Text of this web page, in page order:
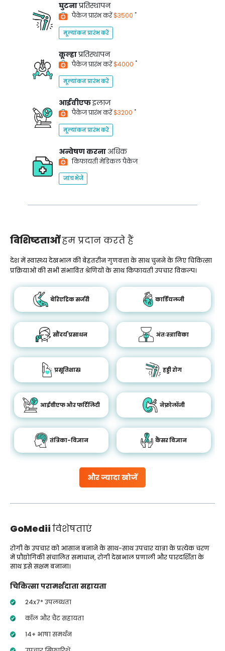
घुटनाप्रतिस्थापन
पैकेज प्रारंभ करें$3500 *
मूल्यांकन प्रारंभ करें
कूल्हाप्रतिस्थापन
पैकेज प्रारंभ करें$4000 *
मूल्यांकन प्रारंभ करें
आईवीएफइलाज
पैकेज प्रारंभ करें$3200 *
मूल्यांकन प्रारंभ करें
अन्वेषण करना अधिक
किफायती मेडिकल पैकेज
जांच भेजें
विशिष्टताओंहम प्रदान करते हैं
और ज्यादा खोजें
देश में स्वास्थ्य देखभाल की बेहतरीन गुणवत्ता के साथ चुनने के लिए चिकित्सा
प्रक्रियाओं की सभी संभावित श्रेणियों के साथ किफायती उपचार विकल्प।
बेरिएट्रिक सर्जरी कार्डियलजी
सौंदर्य प्रसाधन अंतःस्त्राविका
प्रसूतिशास्र हड्डी रोग
आईवीएफ और फर्टिलिटी नेफ्रोलॉजी
तंत्रिका-विज्ञान कैंसर विज्ञान
GoMediiविशेषताएं
रोगी के उपचार को आसान बनाने के साथ-साथ उपचार यात्रा के प्रत्येक चरण
में प्रौद्योगिकी संचालित समाधान, रोगी देखभाल प्रणाली और पारदर्शिता के
साथ इसे सक्षम बनाना।
चिकित्सा परामर्शदाता सहायता
24x7* उपलब्धता
कॉल और चैट सहायता
14+ भाषा समर्थन